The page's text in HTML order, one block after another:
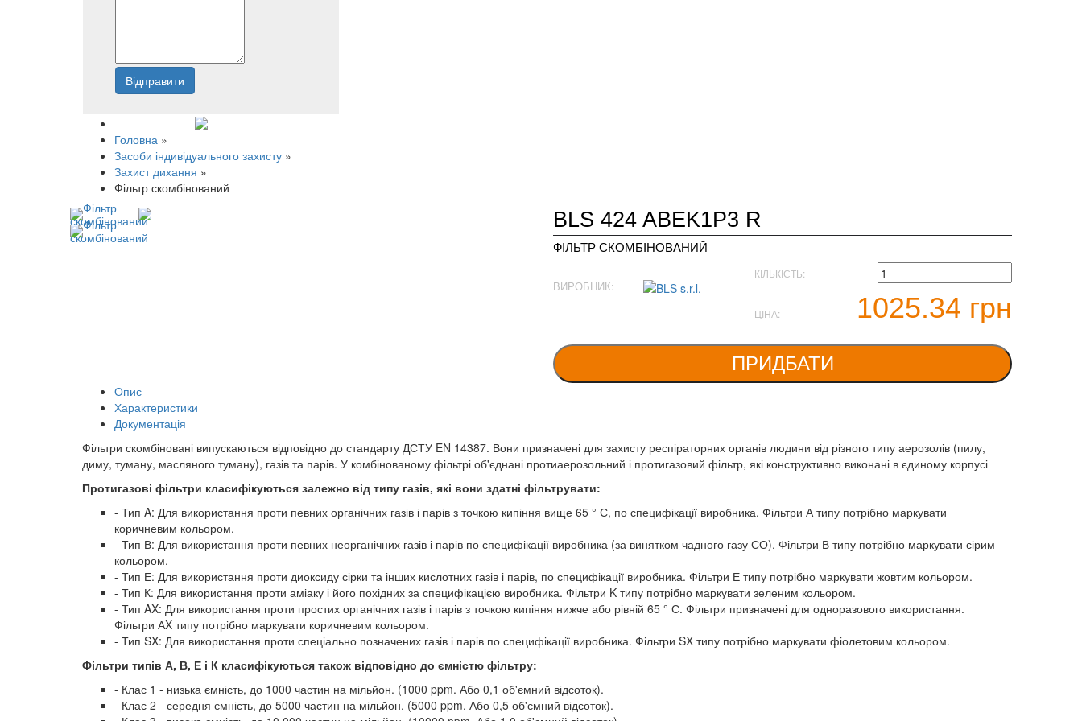
Відправити
Головна »
Засоби індивідуального захисту »
Захист дихання »
Фільтр скомбінований
BLS 424 ABEK1P3 R
ФІЛЬТР СКОМБІНОВАНИЙ
ВИРОБНИК:
КІЛЬКІСТЬ:
ЦІНА: 1025.34 грн
ПРИДБАТИ
Опис
Характеристики
Документація
Фільтри скомбіновані випускаються відповідно до стандарту ДСТУ EN 14387. Вони призначені для захисту респіраторних органів людини від різного типу аерозолів (пилу,
диму, туману, масляного туману), газів та парів. У комбінованому фільтрі об'єднані протиаерозольний і протигазовий фільтр, які конструктивно виконані в єдиному корпусі
Протигазові фільтри класифікуються залежно від типу газів, які вони здатні фільтрувати:
- Тип A: Для використання проти певних органічних газів і парів з точкою кипіння вище 65 ° С, по специфікації виробника. Фільтри А типу потрібно маркувати
коричневим кольором.
- Тип В: Для використання проти певних неорганічних газів і парів по специфікації виробника (за винятком чадного газу СО). Фільтри В типу потрібно маркувати сірим
кольором.
- Тип Е: Для використання проти диоксиду сірки та інших кислотних газів і парів, по специфікації виробника. Фільтри Е типу потрібно маркувати жовтим кольором.
- Тип К: Для використання проти аміаку і його похідних за специфікацією виробника. Фільтри K типу потрібно маркувати зеленим кольором.
- Тип AX: Для використання проти простих органічних газів і парів з точкою кипіння нижче або рівній 65 ° С. Фільтри призначені для одноразового використання.
Фільтри АX типу потрібно маркувати коричневим кольором.
- Тип SX: Для використання проти спеціально позначених газів і парів по специфікації виробника. Фільтри SX типу потрібно маркувати фіолетовим кольором.
Фільтри типів А, В, Е і К класифікуються також відповідно до ємністю фільтру:
- Клас 1 - низька ємність, до 1000 частин на мільйон. (1000 ppm. Або 0,1 об'ємний відсоток).
- Клас 2 - середня ємність, до 5000 частин на мільйон. (5000 ppm. Або 0,5 об'ємний відсоток).